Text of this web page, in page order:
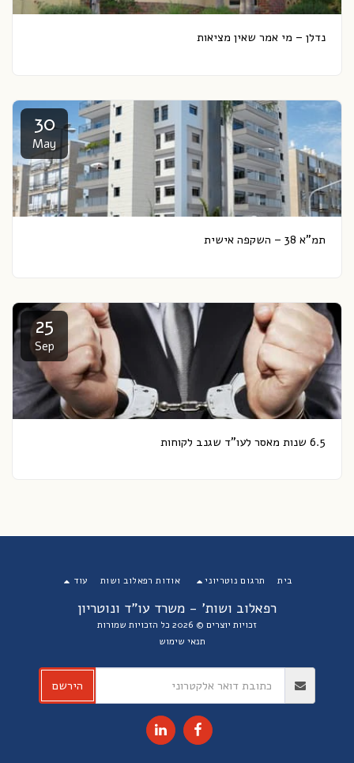
נדלן – מי אמר שאין מציאות
30
May
תמ”א 38 – השקפה אישית
25
Sep
6.5 שנות מאסר לעו"ד שגנב לקוחות
רפאלוב ושות' - משרד עו"ד ונוטריון
זכויות יוצרים © 2026 כל הזכויות שמורות
תנאי שימוש
בית תרגום נוטריוני אודות רפאלוב ושות עוד
הירשם